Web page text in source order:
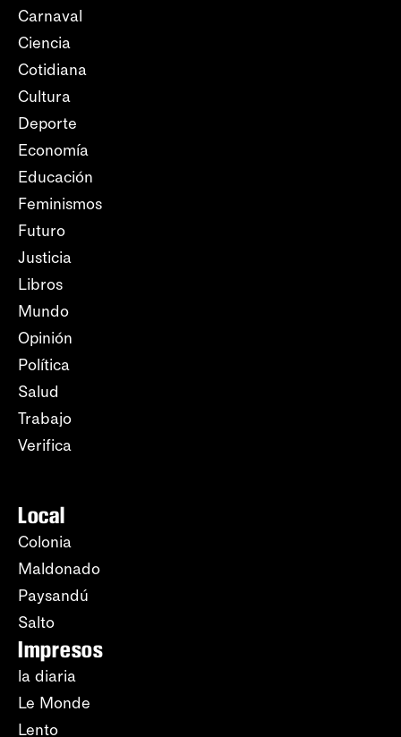
Carnaval
Ciencia
Cotidiana
Cultura
Deporte
Economía
Educación
Feminismos
Futuro
Justicia
Libros
Mundo
Opinión
Política
Salud
Trabajo
Verifica
Local
Colonia
Maldonado
Paysandú
Salto
Impresos
la diaria
Le Monde
Lento